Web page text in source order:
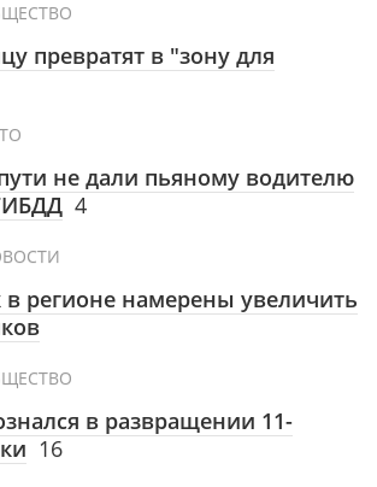
превратят в "зону для
не дали пьяному водителю
4
в регионе намерены увеличить
в развращении 11-
16